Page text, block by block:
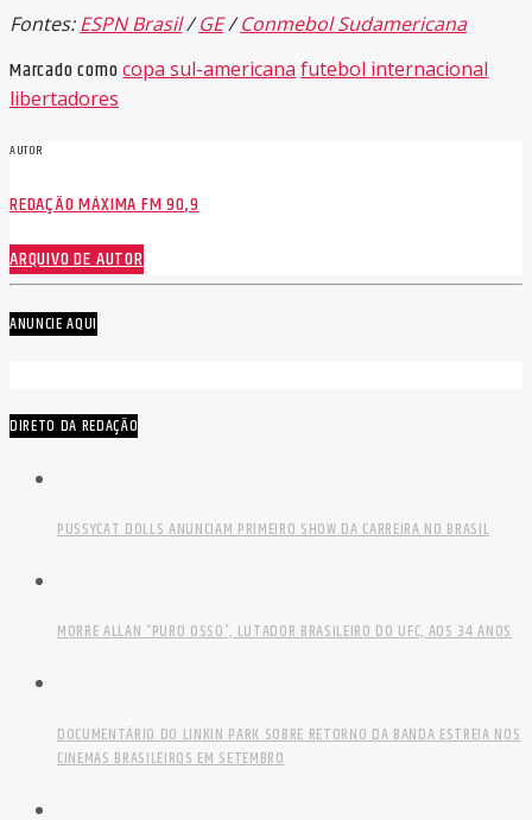
Fontes:ESPN Brasil/GE/Conmebol Sudamericana
Marcado comocopa sul-americana futebol internacional
libertadores
AUTOR
REDAÇÃO MÁXIMA FM 90,9
ARQUIVO DE AUTOR
ANUNCIE AQUI
DIRETO DA REDAÇÃO
PUSSYCAT DOLLS ANUNCIAM PRIMEIRO SHOW DA CARREIRA NO BRASIL
MORRE ALLAN “PURO OSSO”, LUTADOR BRASILEIRO DO UFC, AOS 34 ANOS
DOCUMENTÁRIO DO LINKIN PARK SOBRE RETORNO DA BANDA ESTREIA NOS
CINEMAS BRASILEIROS EM SETEMBRO